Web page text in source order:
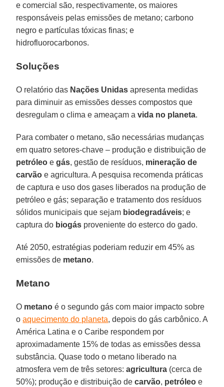
e comercial são, respectivamente, os maiores
responsáveis pelas emissões de metano; carbono
negro e partículas tóxicas finas; e
hidrofluorocarbonos.
Soluções
O relatório das Nações Unidas apresenta medidas
para diminuir as emissões desses compostos que
desregulam o clima e ameaçam avida no planeta.
Para combater o metano, são necessárias mudanças
em quatro setores-chave – produção e distribuição de
petróleo egás, gestão de resíduos, mineração de
carvão e agricultura. A pesquisa recomenda práticas
de captura e uso dos gases liberados na produção de
petróleo e gás; separação e tratamento dos resíduos
sólidos municipais que sejam biodegradáveis; e
captura do biogás proveniente do esterco do gado.
Até 2050, estratégias poderiam reduzir em 45% as
emissões de metano.
Metano
O metano é o segundo gás com maior impacto sobre
oaquecimento do planeta, depois do gás carbônico. A
América Latina e o Caribe respondem por
aproximadamente 15% de todas as emissões dessa
substância. Quase todo o metano liberado na
atmosfera vem de três setores:agricultura (cerca de
50%); produção e distribuição decarvão, petróleo e